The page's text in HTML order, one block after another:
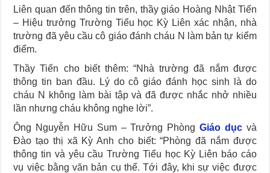
Liên quan đến thông tin trên, thầy giáo Hoàng Nhật Tiến
– Hiệu trưởng Trường Tiểu học Kỳ Liên xác nhận, nhà
trường đã yêu cầu cô giáo đánh cháu N làm bản tự kiểm
điểm.
Thầy Tiến cho biết thêm: “Nhà trường đã nắm được
thông tin ban đầu. Lý do cô giáo đánh học sinh là do
cháu N không làm bài tập và đã được nhắc nhở nhiều
lần nhưng cháu không nghe lời”.
Ông Nguyễn Hữu Sum – Trưởng PhòngGiáo dụcvà
Đào tạo thị xã Kỳ Anh cho biết: “Phòng đã nắm được
thông tin và yêu cầu Trường Tiểu học Kỳ Liên báo cáo
vụ việc bằng văn bản cụ thể. Tới đây, khi sự việc được